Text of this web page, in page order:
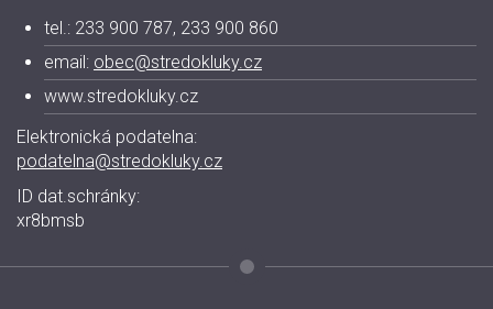
tel.: 233 900 787, 233 900 860
email: obec@stredokluky.cz
www.stredokluky.cz
Elektronická podatelna:
podatelna@stredokluky.cz
ID dat.schránky:
xr8bmsb